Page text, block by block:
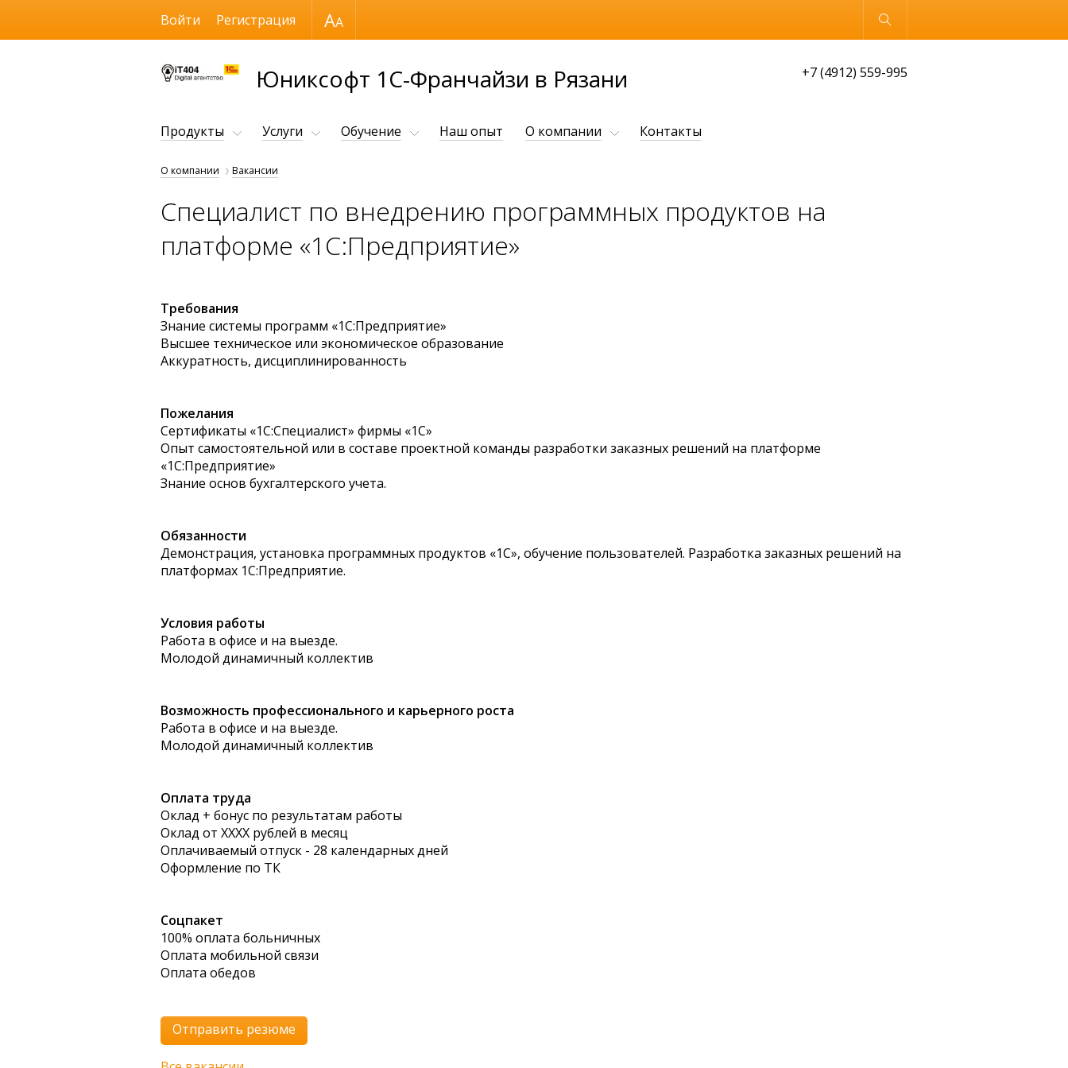
Размер шрифта Обычная версия
Юниксофт 1С-Франчайзи в Рязани +7 (4912) 559-995
Войти Регистрация
Продукты Услуги Обучение Наш опыт О компании Контакты
О компании Вакансии
Специалист по внедрению программных продуктов на
платформе «1С:Предприятие»
Требования
Знание системы программ «1С:Предприятие»
Высшее техническое или экономическое образование
Аккуратность, дисциплинированность
Пожелания
Сертификаты «1С:Специалист» фирмы «1С»
Опыт самостоятельной или в составе проектной команды разработки заказных решений на платформе
«1С:Предприятие»
Знание основ бухгалтерского учета.
Обязанности
Демонстрация, установка программных продуктов «1С», обучение пользователей. Разработка заказных решений на
платформах 1С:Предприятие.
Условия работы
Работа в офисе и на выезде.
Молодой динамичный коллектив
Возможность профессионального и карьерного роста
Работа в офисе и на выезде.
Молодой динамичный коллектив
Оплата труда
Оклад + бонус по результатам работы
Оклад от ХХХХ рублей в месяц
Оплачиваемый отпуск - 28 календарных дней
Оформление по ТК
Соцпакет
100% оплата больничных
Оплата мобильной связи
Оплата обедов
Отправить резюме